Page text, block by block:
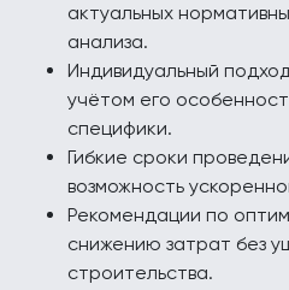
актуальных
анализа.
Индивидуальный
учётом его
специфики.
Гибкие сроки
возможность
Рекомендации по
снижению затрат без
строительства.